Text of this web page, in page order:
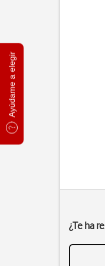
Ayúdame a elegir
¿Te ha